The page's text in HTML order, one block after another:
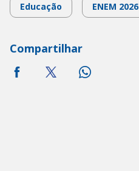
Educação ENEM 2026
Compartilhar